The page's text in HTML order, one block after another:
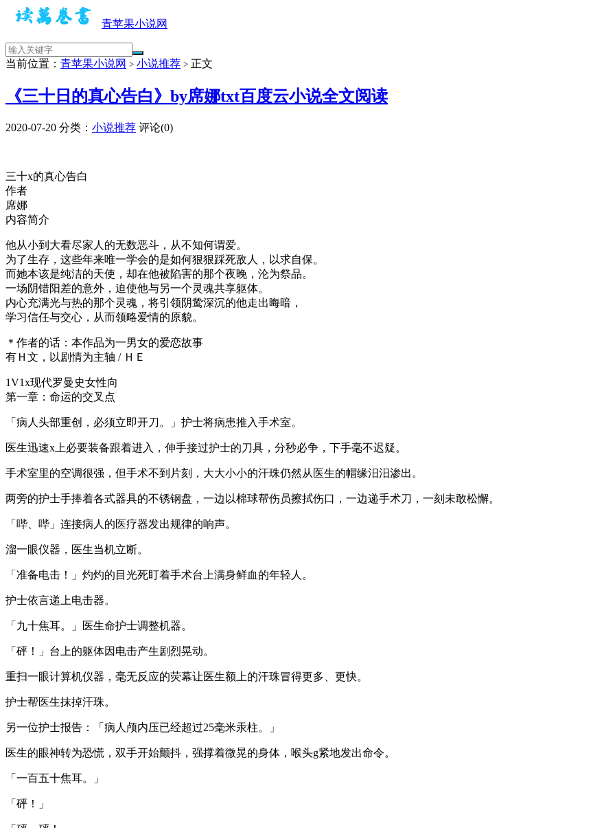
青苹果小说网
当前位置： 青苹果小说网 > 小说推荐 > 正文
《三十日的真心告白》by席娜txt百度云小说全文阅读
2020-07-20 分类： 小说推荐 评论(0)
三十x的真心告白
作者
席娜
内容简介
他从小到大看尽家人的无数恶斗，从不知何谓爱。
为了生存，这些年来唯一学会的是如何狠狠踩死敌人，以求自保。
而她本该是纯洁的天使，却在他被陷害的那个夜晚，沦为祭品。
一场阴错阳差的意外，迫使他与另一个灵魂共享躯体。
内心充满光与热的那个灵魂，将引领阴鸷深沉的他走出晦暗，
学习信任与交心，从而领略爱情的原貌。
＊作者的话：本作品为一男女的爱恋故事
有Ｈ文，以剧情为主轴 / ＨＥ
1V1x现代罗曼史女性向
第一章：命运的交叉点
「病人头部重创，必须立即开刀。」护士将病患推入手术室。
医生迅速x上必要装备跟着进入，伸手接过护士的刀具，分秒必争，下手毫不迟疑。
手术室里的空调很强，但手术不到片刻，大大小小的汗珠仍然从医生的帽缘汨汨渗出。
两旁的护士手捧着各式器具的不锈钢盘，一边以棉球帮伤员擦拭伤口，一边递手术刀，一刻未敢松懈。
「哔、哔」连接病人的医疗器发出规律的响声。
溜一眼仪器，医生当机立断。
「准备电击！」灼灼的目光死盯着手术台上满身鲜血的年轻人。
护士依言递上电击器。
「九十焦耳。」医生命护士调整机器。
「砰！」台上的躯体因电击产生剧烈晃动。
重扫一眼计算机仪器，毫无反应的荧幕让医生额上的汗珠冒得更多、更快。
护士帮医生抹掉汗珠。
另一位护士报告：「病人颅内压已经超过25毫米汞柱。」
医生的眼神转为恐慌，双手开始颤抖，强撑着微晃的身体，喉头g紧地发出命令。
「一百五十焦耳。」
「砰！」